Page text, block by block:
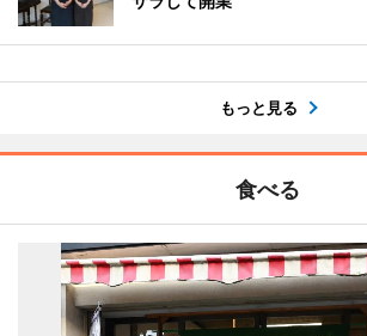
もっと見る
食べる